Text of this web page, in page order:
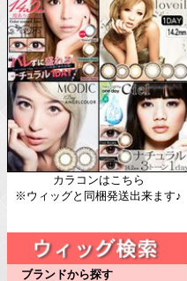
カラコンはこちら
※ウィッグと同梱発送出来ます♪
ブランドから探す